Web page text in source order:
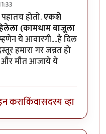
राव
पहातच होतो.एकशे
(कामधाम बाजूला
ये आवारगी....है दिल
हमारा गर जन्नत हो
और मौत आजाये ये
कराकिंवासदस्य व्हा